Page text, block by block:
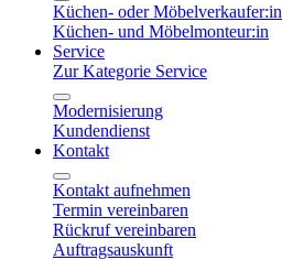
Küchen- oder Möbelverkaufer:in
Küchen- und Möbelmonteur:in
Service
Zur Kategorie Service
Modernisierung
Kundendienst
Kontakt
Kontakt aufnehmen
Termin vereinbaren
Rückruf vereinbaren
Auftragsauskunft